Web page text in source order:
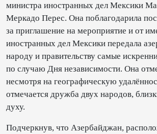
министра иностранных дел Мексики
Меркадо Перес. Она поблагодарила
за приглашение на мероприятие и от
иностранных дел Мексики передала
народу и правительству самые
по случаю Дня независимости. Она
несмотря на географическую
отмечается дружба двух народов,
духу.
Подчеркнув, что Азербайджан,